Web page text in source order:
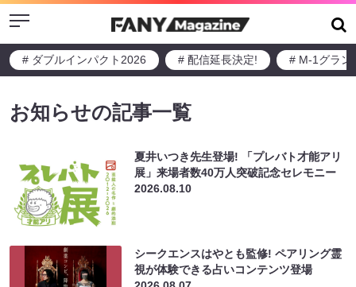
Menu
# ダブルインパクト2026 # 配信延長決定! # M-1グラン
お知らせの記事一覧
夏井いつき先生登場! 「プレバト才能アリ
展」来場者数40万人突破記念セレモニー
2026.08.10
シークエンスはやとも監修! ペアリング霊
視が体験できる占いコンテンツ登場